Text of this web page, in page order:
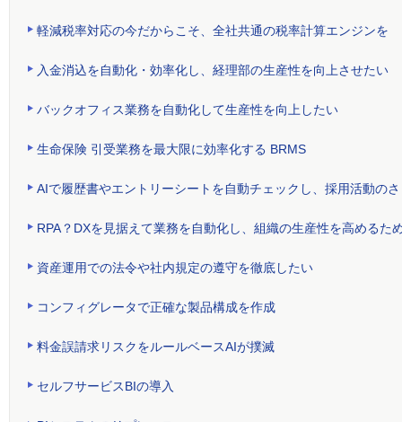
軽減税率対応の今だからこそ、全社共通の税率計算エンジンを
入金消込を自動化・効率化し、経理部の生産性を向上させたい
バックオフィス業務を自動化して生産性を向上したい
生命保険 引受業務を最大限に効率化する BRMS
AIで履歴書やエントリーシートを自動チェックし、採用活動の
RPA？DXを見据えて業務を自動化し、組織の生産性を高めるた
資産運用での法令や社内規定の遵守を徹底したい
コンフィグレータで正確な製品構成を作成
料金誤請求リスクをルールベースAIが撲滅
セルフサービスBIの導入